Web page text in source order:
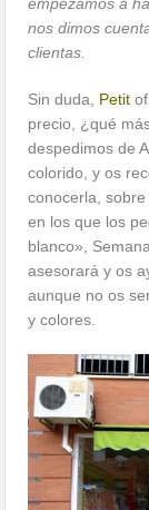
nos dimos
clientas.
Sin duda, Petit
precio, ¿qué
despedimos de
colorido, y os
conocerla,
en los que los
blanco»,
asesorará y os
aunque no os
y colores.